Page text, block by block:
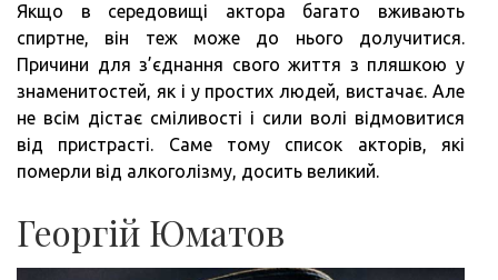
Якщо в середовищі актора багато вживають
спиртне, він теж може до нього долучитися.
Причини для з’єднання свого життя з пляшкою у
знаменитостей, як і у простих людей, вистачає. Але
не всім дістає сміливості і сили волі відмовитися
від пристрасті. Саме тому список акторів, які
померли від алкоголізму, досить великий.
Георгій Юматов